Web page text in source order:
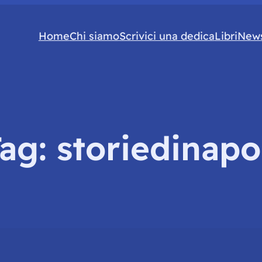
HomeChi siamoScrivici una dedicaLibri